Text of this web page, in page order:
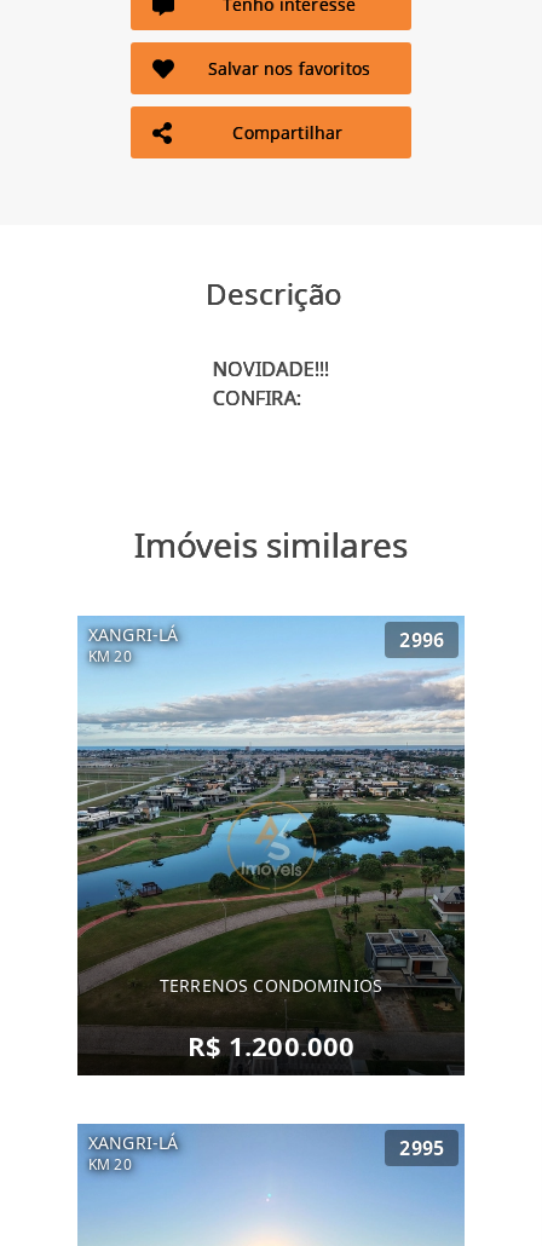
Tenho interesse
Salvar nos favoritos
Compartilhar
Descrição
NOVIDADE!!!
CONFIRA:
Imóveis similares
XANGRI-LÁ
KM 20
2996
TERRENOS CONDOMINIOS
R$ 1.200.000
XANGRI-LÁ
KM 20
2995